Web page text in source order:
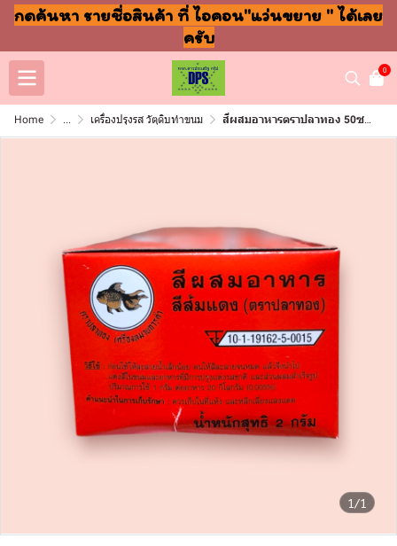
กดค้นหา รายชื่อสินค้า ที่ ไอคอน"แว่นขยาย " ได้เลย
ครับ
0
Home ... เครื่องปรุงรส วัตุดิบทำขนม สีผสมอาหารตราปลาทอง 50ซอง ส้มแดง
1/1